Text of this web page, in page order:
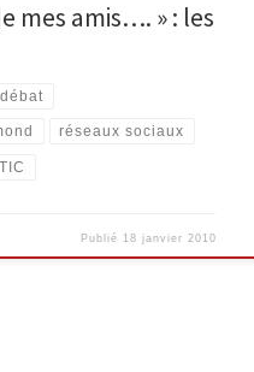
mes amis…. » : les
débat
réseaux sociaux
TIC
Publié 18 janvier 2010